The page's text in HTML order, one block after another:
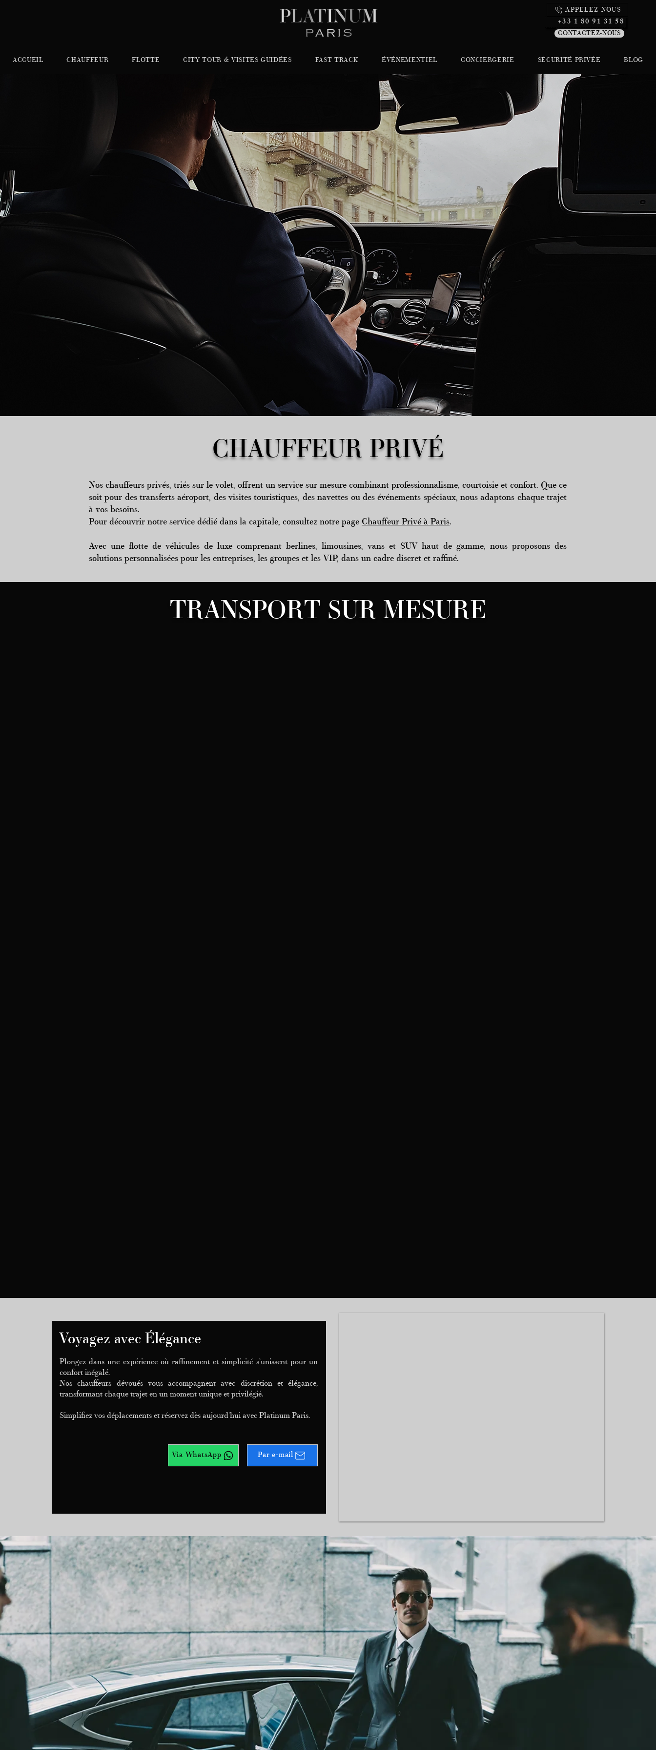
APPELEZ-NOUS
+33 1 80 91 31 58
CONTACTEZ-NOUS
ACCUEIL CHAUFFEUR FLOTTE CITY TOUR & VISITES GUIDÉES FAST TRACK ÉVÉNEMENTIEL CONCIERGERIE SÉCURITÉ PRIVÉE BLOG
CHAUFFEUR PRIVÉ
Nos chauffeurs privés, triés sur le volet, offrent un service sur mesure combinant professionnalisme, courtoisie et confort. Que ce
soit pour des transferts aéroport, des visites touristiques, des navettes ou des événements spéciaux, nous adaptons chaque trajet
à vos besoins.
Pour découvrir notre service dédié dans la capitale, consultez notre page Chauffeur Privé à Paris.
Avec une flotte de véhicules de luxe comprenant berlines, limousines, vans et SUV haut de gamme, nous proposons des
solutions personnalisées pour les entreprises, les groupes et les VIP, dans un cadre discret et raffiné.
TRANSPORT SUR MESURE
Voyagez avec Élégance
Plongez dans une expérience où raffinement et simplicité s’unissent pour un
confort inégalé.
Nos chauffeurs dévoués vous accompagnent avec discrétion et élégance,
transformant chaque trajet en un moment unique et privilégié.
Simplifiez vos déplacements et réservez dès aujourd'hui avec Platinum Paris.
Via WhatsApp Par e-mail